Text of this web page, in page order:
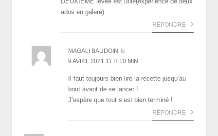
ados en galere)
RÉPONDRE
MAGALI BAUDOIN
le
9 AVRIL 2021 11 H 10 MIN
Il faut toujours bien lire la recette jusqu’au
bout avant de se lancer !
J’espère que tout s’est bien terminé !
RÉPONDRE